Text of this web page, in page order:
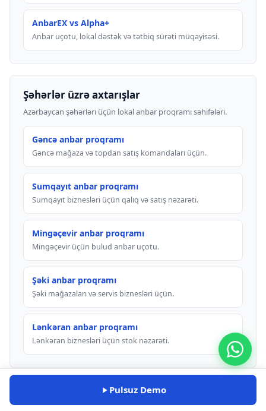
AnbarEX vs Alpha+
Anbar uçotu, lokal dəstək və tətbiq sürəti müqayisəsi.
Şəhərlər üzrə axtarışlar
Azərbaycan şəhərləri üçün lokal anbar proqramı səhifələri.
Gəncə anbar proqramı
Gəncə mağaza və topdan satış komandaları üçün.
Sumqayıt anbar proqramı
Sumqayıt biznesləri üçün qalıq və satış nəzarəti.
Mingəçevir anbar proqramı
Mingəçevir üçün bulud anbar uçotu.
Şəki anbar proqramı
Şəki mağazaları və servis biznesləri üçün.
Lənkəran anbar proqramı
Lənkəran biznesləri üçün stok nəzarəti.
Pulsuz Demo